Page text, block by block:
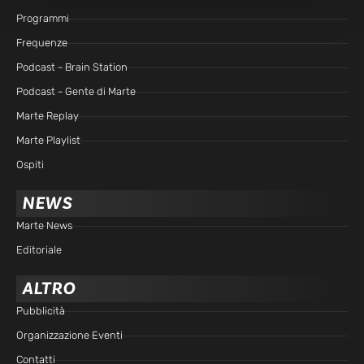
Programmi
Frequenze
Podcast - Brain Station
Podcast - Gente di Marte
Marte Replay
Marte Playlist
Ospiti
NEWS
Marte News
Editoriale
ALTRO
Pubblicità
Organizzazione Eventi
Contatti